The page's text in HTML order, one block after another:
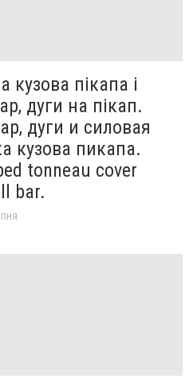
кузова пікапа і
дуги на пікап.
дуги и силовая
кузова пикапа.
tonneau cover
bar.